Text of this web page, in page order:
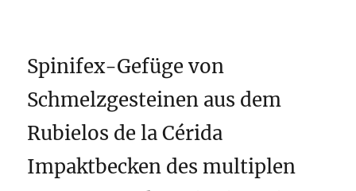
Spinifex-Gefüge von
Schmelzgesteinen aus dem
Rubielos de la Cérida
Impaktbecken des multiplen